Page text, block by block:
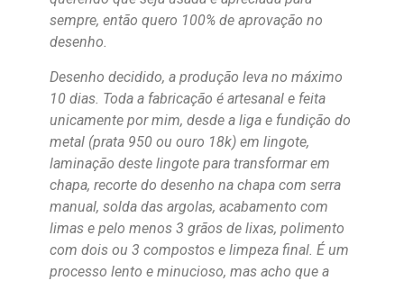
sempre, então quero 100% de aprovação no
desenho.
Desenho decidido, a produção leva no máximo
10 dias. Toda a fabricação é artesanal e feita
unicamente por mim, desde a liga e fundição do
metal (prata 950 ou ouro 18k) em lingote,
laminação deste lingote para transformar em
chapa, recorte do desenho na chapa com serra
manual, solda das argolas, acabamento com
limas e pelo menos 3 grãos de lixas, polimento
com dois ou 3 compostos e limpeza final. É um
processo lento e minucioso, mas acho que a